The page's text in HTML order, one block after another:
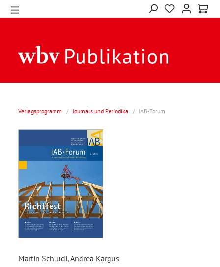
Verlagsprogramm / Journals und Periodika / IAB-Forum
Martin Schludi, Andrea Kargus